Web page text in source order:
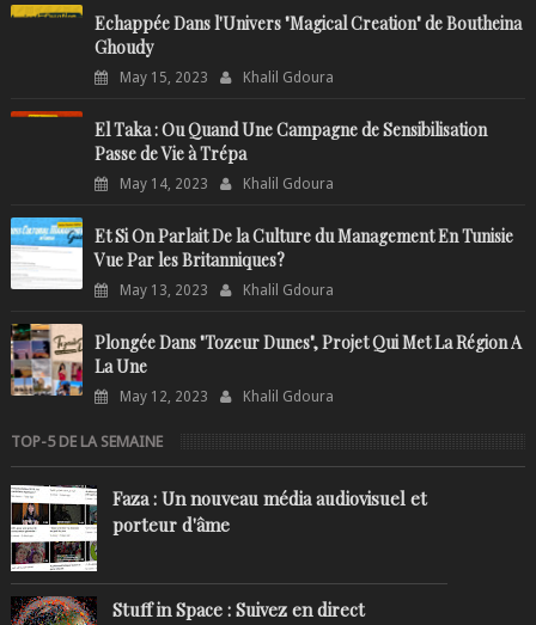
Echappée Dans l'Univers "Magical Creation" de Boutheina
Ghoudy
May 15, 2023 Khalil Gdoura
El Taka : Ou Quand Une Campagne de Sensibilisation
Passe de Vie à Trépa
May 14, 2023 Khalil Gdoura
Et Si On Parlait De la Culture du Management En Tunisie
Vue Par les Britanniques?
May 13, 2023 Khalil Gdoura
Plongée Dans "Tozeur Dunes", Projet Qui Met La Région A
La Une
May 12, 2023 Khalil Gdoura
TOP-5 DE LA SEMAINE
Faza : Un nouveau média audiovisuel et
porteur d'âme
Stuff in Space : Suivez en direct